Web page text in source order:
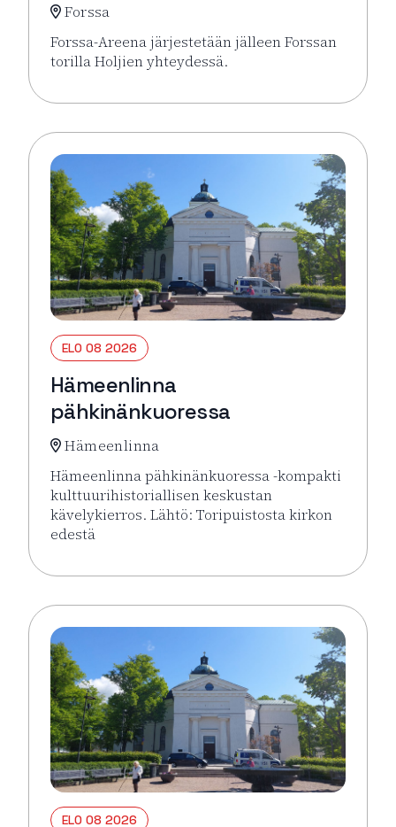
Forssa
Forssa-Areena järjestetään jälleen Forssan
torilla Holjien yhteydessä.
ELO 08 2026
Hämeenlinna
pähkinänkuoressa
Hämeenlinna
Hämeenlinna pähkinänkuoressa -kompakti
kulttuurihistoriallisen keskustan
kävelykierros. Lähtö: Toripuistosta kirkon
edestä
Lue lisää tapahtumasta Hämeenlinna
ELO 08 2026